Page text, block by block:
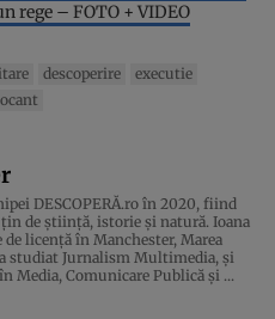
rege – FOTO + VIDEO
descoperire
executie
DESCOPERĂ.ro în 2020, fiind
țin de știință, istorie și natură. Ioana
licență în Manchester, Marea
studiat Jurnalism Multimedia, și
Media, Comunicare Publică și ...